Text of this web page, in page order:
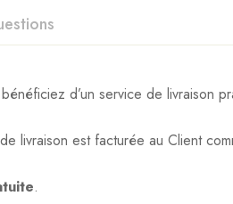
d’un service de livraison
livraison est facturée au Client
.